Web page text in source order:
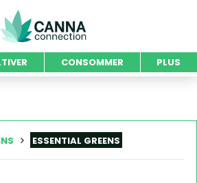
CONSOMMER PLUS
ESSENTIAL GREENS